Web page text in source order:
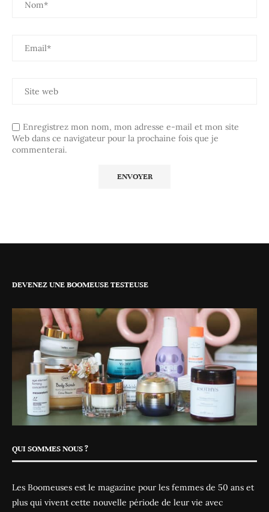
Enregistrez mon nom, mon adresse e-mail et mon site
Web dans ce navigateur pour la prochaine fois que je
commenterai.
DEVENEZ UNE BOOMEUSE TESTEUSE
QUI SOMMES NOUS ?
Les Boomeuses est le magazine pour les femmes de 50 ans et
plus qui vivent cette nouvelle période de leur vie avec